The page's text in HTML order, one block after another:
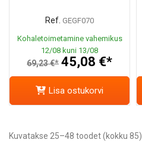
Ref. GEGF070
Kohaletoimetamine vahemikus
12/08 kuni 13/08
69,23 €* 45,08 €*
Lisa ostukorvi
Kuvatakse 25–48 toodet (kokku 85)